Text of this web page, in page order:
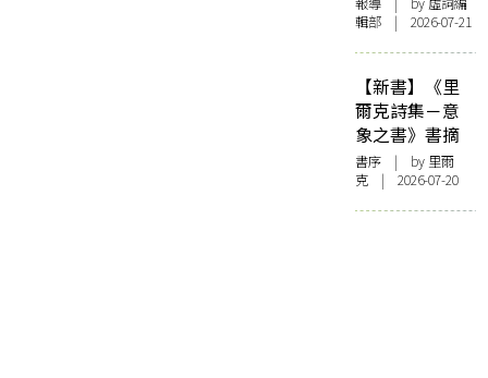
輯部 | 2026-07-21
【新書】《里
爾克詩集－意
象之書》書摘
書序 | by 里爾
克 | 2026-07-20